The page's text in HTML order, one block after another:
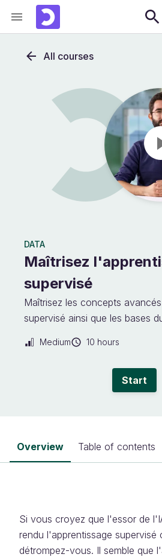
All courses
DATA
Maîtrisez
supervisé
Maîtrisez les concepts
supervisé ainsi que les bases
Medium 10 hours
Start
Overview Table of contents
Si vous croyez que l'essor de
rendu l'apprentissage supervisé
détrompez-vous. Il semble que